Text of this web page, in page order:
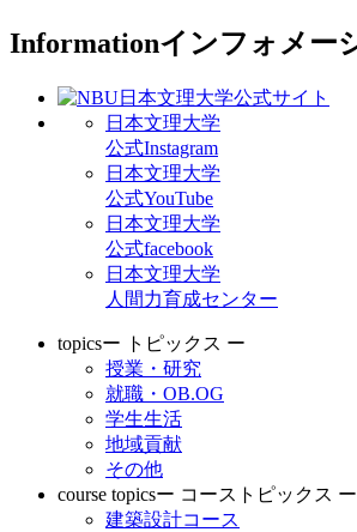
Informationインフォメー
日本文理大学
公式Instagram
日本文理大学
公式YouTube
日本文理大学
公式facebook
日本文理大学
人間力育成センター
topicsー トピックス ー
授業・研究
就職・OB.OG
学生生活
地域貢献
その他
course topicsー コーストピックス ー
建築設計コース